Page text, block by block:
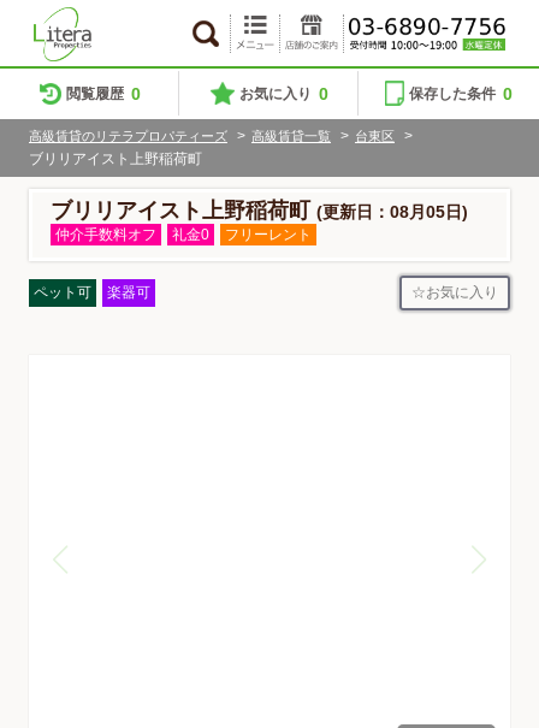
閲覧履歴 0 お気に入り 0 保存した条件 0
高級賃貸のリテラプロパティーズ > 高級賃貸一覧 > 台東区
>
ブリリアイスト上野稲荷町
ブリリアイスト上野稲荷町 (更新日：08月05日)
仲介手数料オフ 礼金0 フリーレント
ペット可 楽器可 お気に入り